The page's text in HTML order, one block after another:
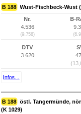
B 188 Wust-Fischbeck-Wust
Nr.
4.536
(9.758)
B-
DTV
3.620
Infos...
B 188 östl. Tangermünde,
(K 1029)